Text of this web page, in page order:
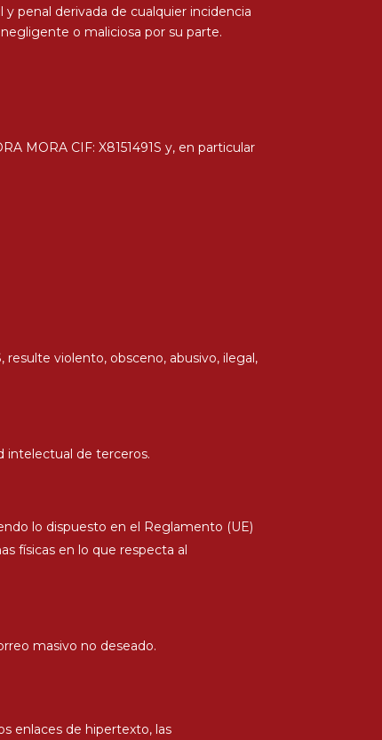
y penal derivada de cualquier incidencia
o maliciosa por su parte.
MORA CIF: X8151491S y, en particular
resulte violento, obsceno, abusivo, ilegal,
intelectual de terceros.
lo dispuesto en el Reglamento (UE)
físicas en lo que respecta al
masivo no deseado.
enlaces de hipertexto, las